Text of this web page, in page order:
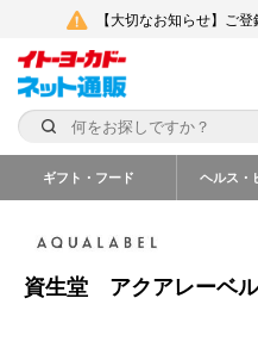
【大切なお知らせ】ご
ギフト・フード ヘルス・
資生堂 アクアレーベ